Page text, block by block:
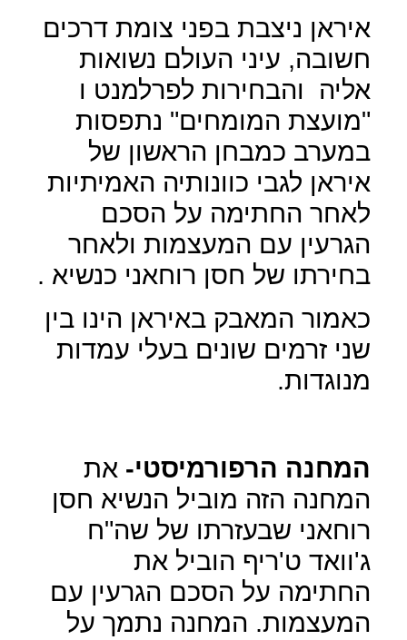
איראן ניצבת בפני צומת דרכים
חשובה, עיני העולם נשואות
אליה
והבחירות לפרלמנט ו
"מועצת המומחים" נתפסות
במערב כמבחן הראשון של
איראן לגבי כוונותיה האמיתיות
לאחר החתימה על הסכם
הגרעין עם המעצמות ולאחר
בחירתו של חסן רוחאני כנשיא .
כאמור המאבק באיראן הינו בין
שני זרמים שונים בעלי עמדות
מנוגדות.
המחנה הרפורמיסטי- את
המחנה הזה מוביל הנשיא חסן
רוחאני שבעזרתו של שה"ח
ג'וואד ט'ריף הוביל את
החתימה על הסכם הגרעין עם
המעצמות. המחנה נתמך על